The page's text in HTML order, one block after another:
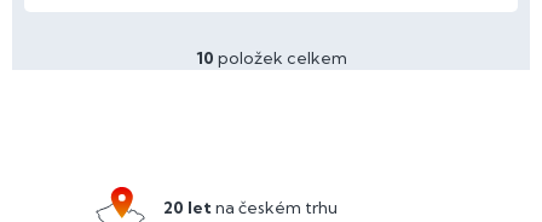
O
c
10 položek celkem
20 letna českém trhu